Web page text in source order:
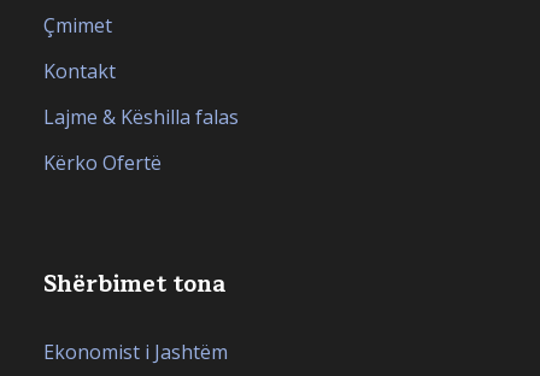
Çmimet
Kontakt
Lajme & Këshilla falas
Kërko Ofertë
Shërbimet tona
Ekonomist i Jashtëm